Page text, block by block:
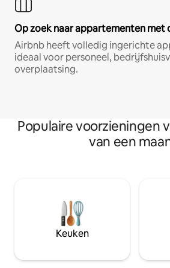
Op zoek naar appartementen met
Airbnb heeft volledig ingerichte
ideaal voor personeel,
overplaatsing.
Populaire voorzieningen
van een
Keuken